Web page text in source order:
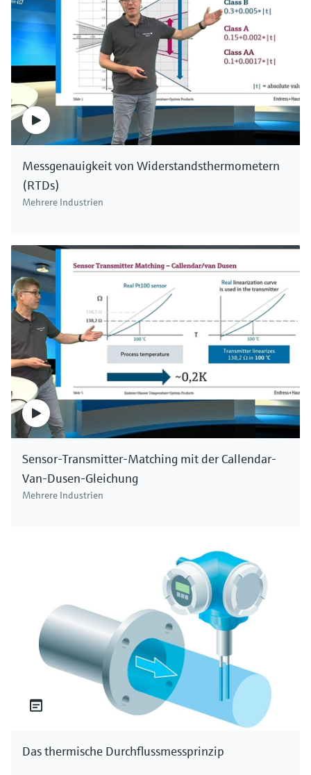
Messgenauigkeit von Widerstandsthermometern
(RTDs)
Mehrere Industrien
Sensor-Transmitter-Matching mit der Callendar-
Van-Dusen-Gleichung
Mehrere Industrien
Das thermische Durchflussmessprinzip